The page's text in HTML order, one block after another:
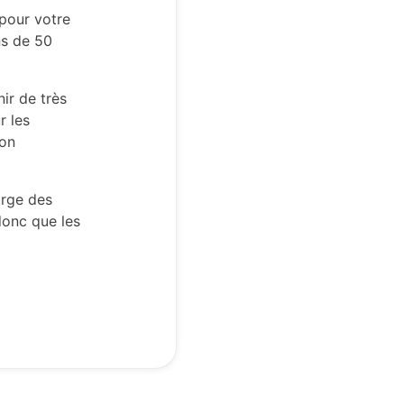
votre
de 50
de très
les
des
que les